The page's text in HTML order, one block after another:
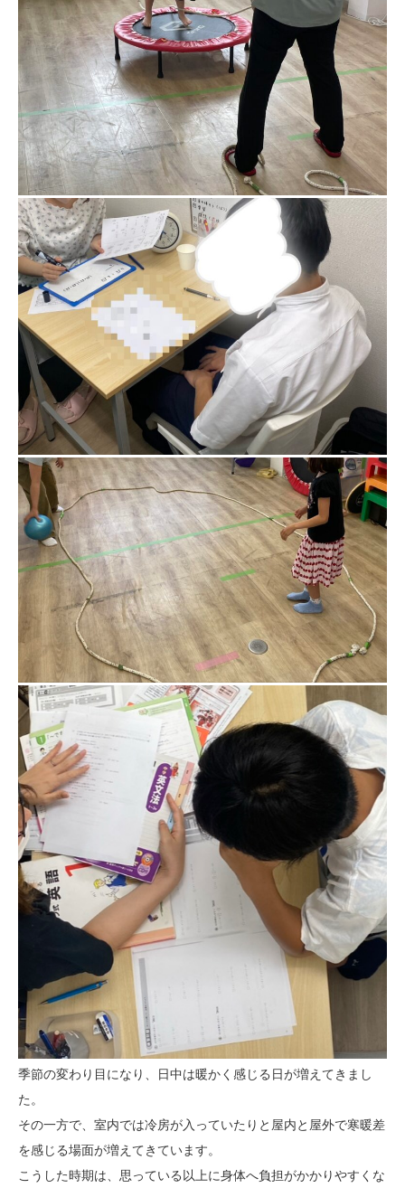
季節の変わり目になり、日中は暖かく感じる日が増えてきまし
た。
その一方で、室内では冷房が入っていたりと屋内と屋外で寒暖差
を感じる場面が増えてきています。
こうした時期は、思っている以上に身体へ負担がかかりやすくな